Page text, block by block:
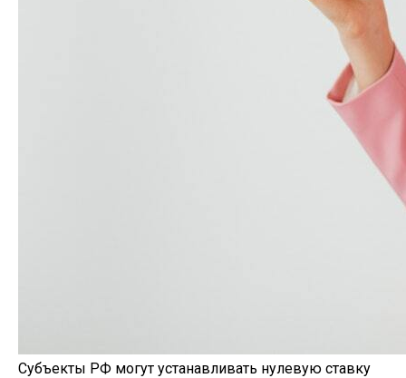
Субъекты РФ могут устанавливать нулевую ставку